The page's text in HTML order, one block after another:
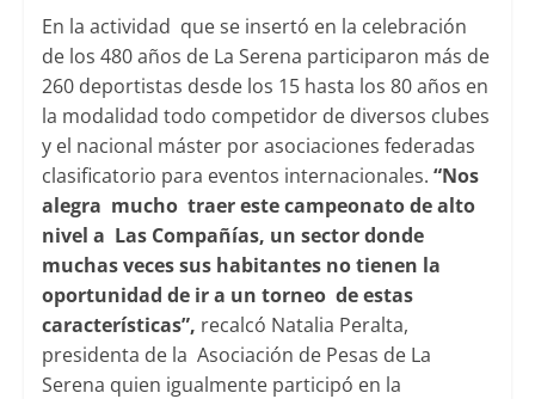
En la actividad que se insertó en la celebración
de los 480 años de La Serena participaron más de
260 deportistas desde los 15 hasta los 80 años en
la modalidad todo competidor de diversos clubes
y el nacional máster por asociaciones federadas
clasificatorio para eventos internacionales. “Nos
alegra mucho traer este campeonato de alto
nivel a Las Compañías, un sector donde
muchas veces sus habitantes no tienen la
oportunidad de ir a un torneo de estas
características”, recalcó Natalia Peralta,
presidenta de la Asociación de Pesas de La
Serena quien igualmente participó en la